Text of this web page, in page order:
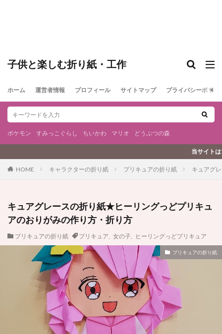
子供と楽しむ折り紙・工作
ホーム 運営者情報 プロフィール サイトマップ プライバシーポリシ
ポケモン すみっこぐらし ちいかわ マリオ どうぶつの森
当サイトはプロモーションを含みます
HOME キャラクターの折り紙 プリキュアの折り紙 キュアグ
キュアグレースの折り紙★ヒーリングっどプリキュ
アのおりがみの作り方・折り方
プリキュアの折り紙 プリキュア 女の子 ヒーリングっどプリキュア
プリキュアの折り紙